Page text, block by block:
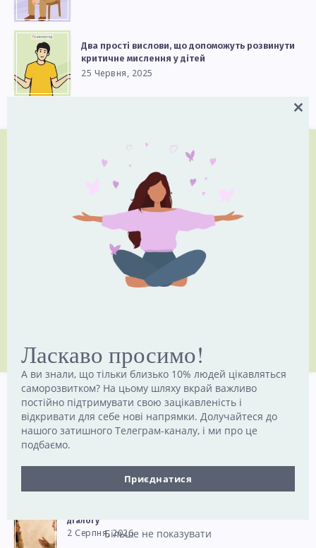
Два прості вислови, що допоможуть розвинути
критичне мислення у дітей
25 Червня, 2025
Підпишіться на нові статті
Отримуйте сповіщення про нові статті на сайті
Submit
Нові статті
особистості
6 Серпня, 2026
діалогу
2 Серпня, 2026
Close
Ласкаво просимо!
А ви знали, що тільки близько 10% людей цікавляться
саморозвитком? На цьому шляху вкрай важливо
постійно підтримувати свою зацікавленість і
відкривати для себе нові напрямки. Долучайтеся до
нашого затишного Телеграм-каналу, і ми про це
подбаємо.
Приєднатися
Більше не показувати